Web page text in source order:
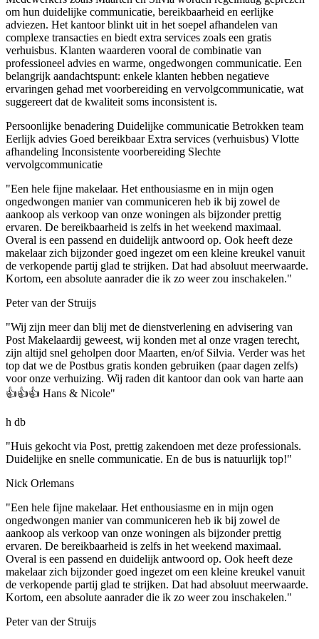
om hun duidelijke communicatie, bereikbaarheid en eerlijke
adviezen. Het kantoor blinkt uit in het soepel afhandelen van
complexe transacties en biedt extra services zoals een gratis
verhuisbus. Klanten waarderen vooral de combinatie van
professioneel advies en warme, ongedwongen communicatie. Een
belangrijk aandachtspunt: enkele klanten hebben negatieve
ervaringen gehad met voorbereiding en vervolgcommunicatie, wat
suggereert dat de kwaliteit soms inconsistent is.
Persoonlijke benadering Duidelijke communicatie Betrokken team
Eerlijk advies Goed bereikbaarExtra services (verhuisbus) Vlotte
afhandeling Inconsistente voorbereiding Slechte
vervolgcommunicatie
"Een hele fijne makelaar. Het enthousiasme en in mijn ogen
ongedwongen manier van communiceren heb ik bij zowel de
aankoop als verkoop van onze woningen als bijzonder prettig
ervaren. De bereikbaarheid is zelfs in het weekend maximaal.
Overal is een passend en duidelijk antwoord op. Ook heeft deze
makelaar zich bijzonder goed ingezet om een kleine kreukel vanuit
de verkopende partij glad te strijken. Dat had absoluut meerwaarde.
Kortom, een absolute aanrader die ik zo weer zou inschakelen."
Peter van der Struijs
"Wij zijn meer dan blij met de dienstverlening en advisering van
Post Makelaardij geweest, wij konden met al onze vragen terecht,
zijn altijd snel geholpen door Maarten, en/of Silvia. Verder was het
top dat we de Postbus gratis konden gebruiken (paar dagen zelfs)
voor onze verhuizing. Wij raden dit kantoor dan ook van harte aan
👍👍👍 Hans & Nicole"
h db
"Huis gekocht via Post, prettig zakendoen met deze professionals.
Duidelijke en snelle communicatie. En de bus is natuurlijk top!"
Nick Orlemans
"Een hele fijne makelaar. Het enthousiasme en in mijn ogen
ongedwongen manier van communiceren heb ik bij zowel de
aankoop als verkoop van onze woningen als bijzonder prettig
ervaren. De bereikbaarheid is zelfs in het weekend maximaal.
Overal is een passend en duidelijk antwoord op. Ook heeft deze
makelaar zich bijzonder goed ingezet om een kleine kreukel vanuit
de verkopende partij glad te strijken. Dat had absoluut meerwaarde.
Kortom, een absolute aanrader die ik zo weer zou inschakelen."
Peter van der Struijs